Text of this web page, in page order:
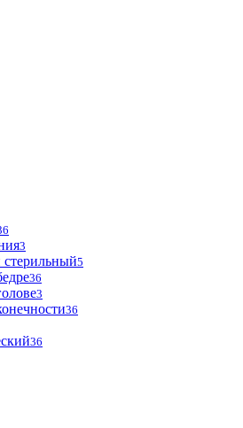
3
стерильный5
36
3
36
36